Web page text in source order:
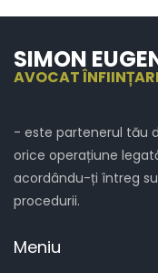
SIMON
AVOCAT
- este partenerul tău
orice operațiune
acordându-ți întreg
procedurii.
Meniu